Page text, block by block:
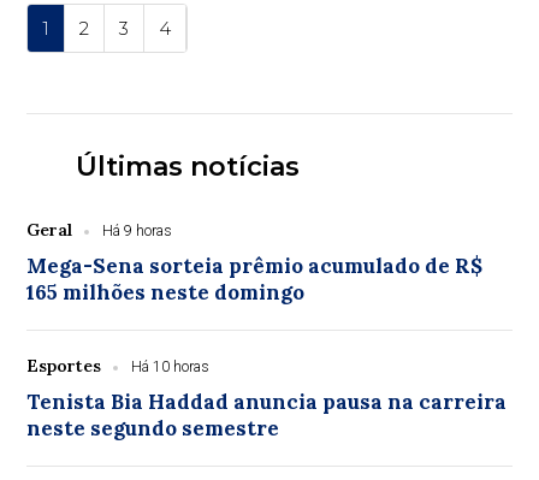
1 2 3 4
Últimas notícias
Geral Há 9 horas
Mega-Sena sorteia prêmio acumulado de R$
165 milhões neste domingo
Esportes Há 10 horas
Tenista Bia Haddad anuncia pausa na carreira
neste segundo semestre